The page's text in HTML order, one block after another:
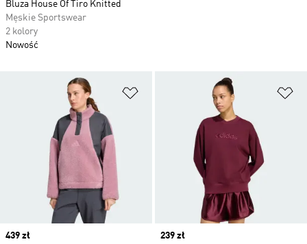
Dodaj do listy życzeń
Price
439 zł
Price
239 zł
Bluza House Of Tiro Knitted
Męskie Sportswear
2 kolory
Nowość